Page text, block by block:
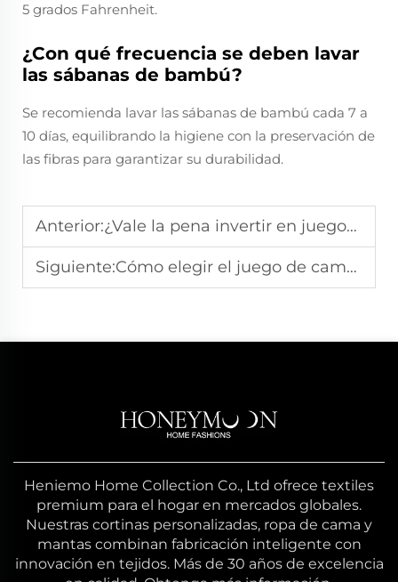
5 grados Fahrenheit.
¿Con qué frecuencia se deben lavar
las sábanas de bambú?
Se recomienda lavar las sábanas de bambú cada 7 a
10 días, equilibrando la higiene con la preservación de
las fibras para garantizar su durabilidad.
Anterior:¿Vale la pena invertir en juegos de cama en una bolsa?
Siguiente:Cómo elegir el juego de cama en una bolsa adecuado para el tamaño de tu cama?
Heniemo Home Collection Co., Ltd ofrece textiles
premium para el hogar en mercados globales.
Nuestras cortinas personalizadas, ropa de cama y
mantas combinan fabricación inteligente con
innovación en tejidos. Más de 30 años de excelencia